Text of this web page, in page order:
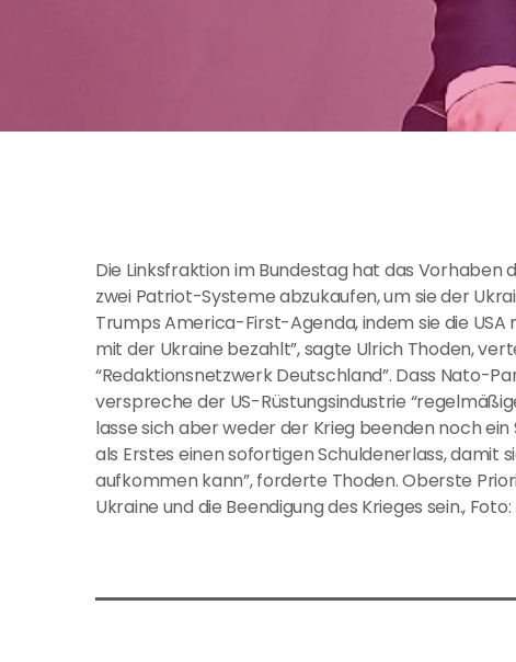
Die Linksfraktion im Bundestag hat das
zwei Patriot-Systeme abzukaufen, um sie der
Trumps America-First-Agenda, indem sie die
mit der Ukraine bezahlt”, sagte Ulrich Thoden,
“Redaktionsnetzwerk Deutschland”. Dass Nato-
verspreche der US-Rüstungsindustrie
lasse sich aber weder der Krieg beenden noch
als Erstes einen sofortigen Schuldenerlass, damit
aufkommen kann”, forderte Thoden. Oberste
Ukraine und die Beendigung des Krieges sein.,